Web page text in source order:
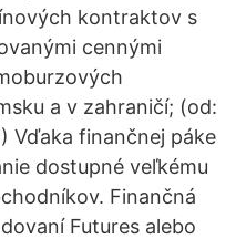
kontraktov s
cennými
a v zahraničí; (od:
Vďaka finančnej páke
dostupné veľkému
Finančná
Futures alebo